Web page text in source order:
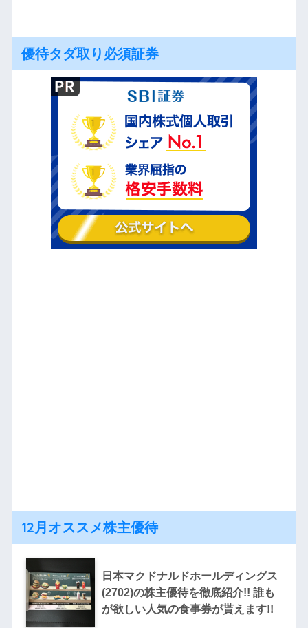
優待タダ取り必須証券
12月オススメ株主優待
日本マクドナルドホールディングス
(2702)の株主優待を徹底紹介!! 誰も
が欲しい人気の食事券が貰えます!!